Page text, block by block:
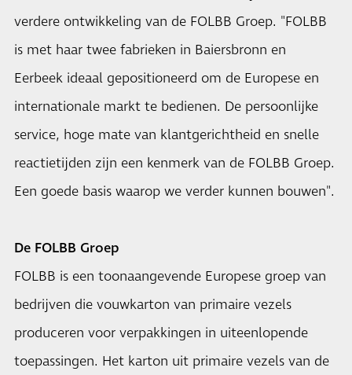
verdere ontwikkeling van de FOLBB Groep. "FOLBB
is met haar twee fabrieken in Baiersbronn en
Eerbeek ideaal gepositioneerd om de Europese en
internationale markt te bedienen. De persoonlijke
service, hoge mate van klantgerichtheid en snelle
reactietijden zijn een kenmerk van de FOLBB Groep.
Een goede basis waarop we verder kunnen bouwen".
De FOLBB Groep
FOLBB is een toonaangevende Europese groep van
bedrijven die vouwkarton van primaire vezels
produceren voor verpakkingen in uiteenlopende
toepassingen. Het karton uit primaire vezels van de